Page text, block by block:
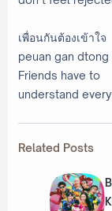
เพื่อนกันต้องเข้าใจ
peuan gan dtong
Friends have to
understand
Related Posts